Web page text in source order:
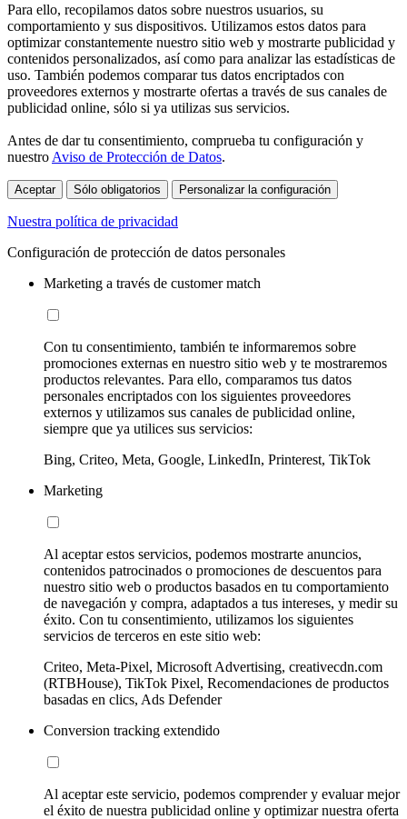
Para ello, recopilamos datos sobre nuestros usuarios, su
comportamiento y sus dispositivos. Utilizamos estos datos para
optimizar constantemente nuestro sitio web y mostrarte publicidad y
contenidos personalizados, así como para analizar las estadísticas de
uso. También podemos comparar tus datos encriptados con
proveedores externos y mostrarte ofertas a través de sus canales de
publicidad online, sólo si ya utilizas sus servicios.
Antes de dar tu consentimiento, comprueba tu configuración y
nuestro Aviso de Protección de Datos.
Aceptar Sólo obligatorios Personalizar la configuración
Nuestra política de privacidad
Configuración de protección de datos personales
Marketing a través de customer match
Con tu consentimiento, también te informaremos sobre
promociones externas en nuestro sitio web y te mostraremos
productos relevantes. Para ello, comparamos tus datos
personales encriptados con los siguientes proveedores
externos y utilizamos sus canales de publicidad online,
siempre que ya utilices sus servicios:
Bing, Criteo, Meta, Google, LinkedIn, Printerest, TikTok
Marketing
Al aceptar estos servicios, podemos mostrarte anuncios,
contenidos patrocinados o promociones de descuentos para
nuestro sitio web o productos basados en tu comportamiento
de navegación y compra, adaptados a tus intereses, y medir su
éxito. Con tu consentimiento, utilizamos los siguientes
servicios de terceros en este sitio web:
Criteo, Meta-Pixel, Microsoft Advertising, creativecdn.com
(RTBHouse), TikTok Pixel, Recomendaciones de productos
basadas en clics, Ads Defender
Conversion tracking extendido
Al aceptar este servicio, podemos comprender y evaluar mejor
el éxito de nuestra publicidad online y optimizar nuestra oferta